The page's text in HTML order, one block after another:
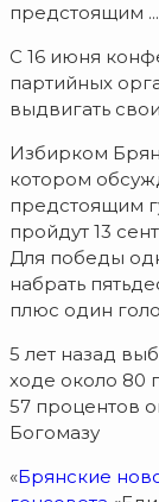
предстоящим ...
С 16 июня
партийных
выдвигать
Избирком
котором
предстоящим
пройдут 13
Для победы
набрать
плюс один
5 лет назад
ходе около 80
57 процентов
Богомазу
«Брянские